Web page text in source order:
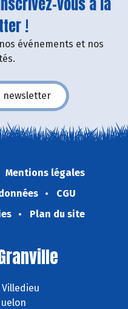
vous à la
!
événements et nos
newsletter
Mentions légales
CGU
Plan du site
Villedieu